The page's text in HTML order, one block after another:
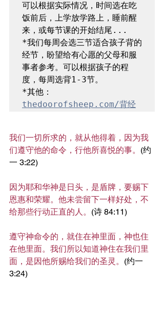
可以根据实际情况，时间选在吃
饭前后，上学放学路上，睡前醒
来，或每节课的开始结尾...
*我们每周会选三节适合孩子背的
经节，盼望给有心愿的父母和服
事者参考。可以根据孩子的程
*其他：
thedoorofsheep.com/背经
我们一切所求的，就从他得着，因为我
们遵守他的命令，行他所喜悦的事。 (约
一 3:22)
因为耶和华神是日头，是盾牌，要赐下
恩惠和荣耀。他未尝留下一样好处，不
给那些行动正直的人。 (诗 84:11)
遵守神命令的，就住在神里面，神也住
在他里面。我们所以知道神住在我们里
面，是因他所赐给我们的圣灵。 (约一
3:24)